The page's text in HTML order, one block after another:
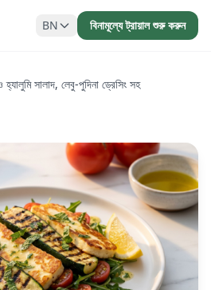
BN বিনামূল্যে ট্রায়াল শুরু করুন
সালাদ, লেবু-পুদিনা ড্রেসিং সহ